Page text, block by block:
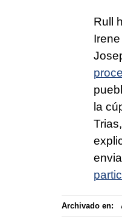
Rull
la
Archivado en: